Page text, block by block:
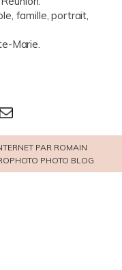
famille, portrait,
Marie.
PAR ROMAIN
PHOTO BLOG